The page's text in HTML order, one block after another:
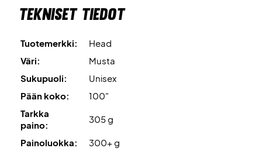
Tekniset tiedot
Tuotemerkki:
Head
Väri:
Musta
Sukupuoli:
Unisex
Pään koko:
100"
Tarkka
paino:
305 g
Painoluokka:
300+ g